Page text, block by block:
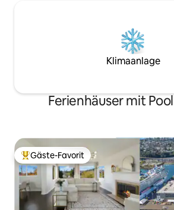
Klimaanlage
Ferienhäuser mit
Beliebter Gäste-Favorit.
Gäste-Favorit